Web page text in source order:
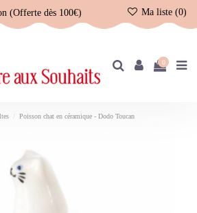
(Offerte dès 100€) Ma liste (0)
0
Poisson chat en céramique - Dodo Toucan